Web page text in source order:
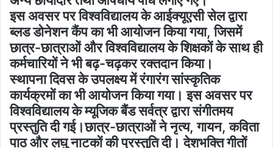
इस अवसर पर विश्वविद्यालय के आईक्यूएसी सेल द्वारा
ब्लड डोनेशन कैंप का भी आयोजन किया गया, जिसमें
छात्र-छात्राओं और विश्वविद्यालय के शिक्षकों के साथ ही
कर्मचारियों ने भी बढ़-चढ़कर रक्तदान किया।
स्थापना दिवस के उपलक्ष्य में रंगारंग सांस्कृतिक
कार्यक्रमों का भी आयोजन किया गया। इस अवसर पर
विश्वविद्यालय के म्यूजिक बैंड सर्वत्र द्वारा संगीतमय
प्रस्तुति दी गई।छात्र-छात्राओं ने नृत्य, गायन, कविता
पाठ और लघु नाटकों की प्रस्तुति दी। देशभक्ति गीतों